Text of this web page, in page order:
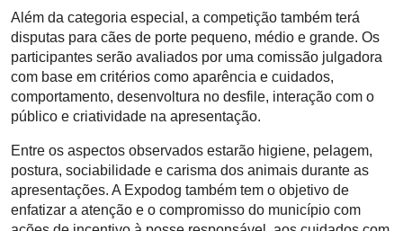
Além da categoria especial, a competição também terá
disputas para cães de porte pequeno, médio e grande. Os
participantes serão avaliados por uma comissão julgadora
com base em critérios como aparência e cuidados,
comportamento, desenvoltura no desfile, interação com o
público e criatividade na apresentação.
Entre os aspectos observados estarão higiene, pelagem,
postura, sociabilidade e carisma dos animais durante as
apresentações. A Expodog também tem o objetivo de
enfatizar a atenção e o compromisso do município com